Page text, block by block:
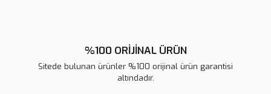
%100 ORİJİNAL ÜRÜN
Sitede bulunan ürünler %100 orijinal ürün garantisi
altındadır.